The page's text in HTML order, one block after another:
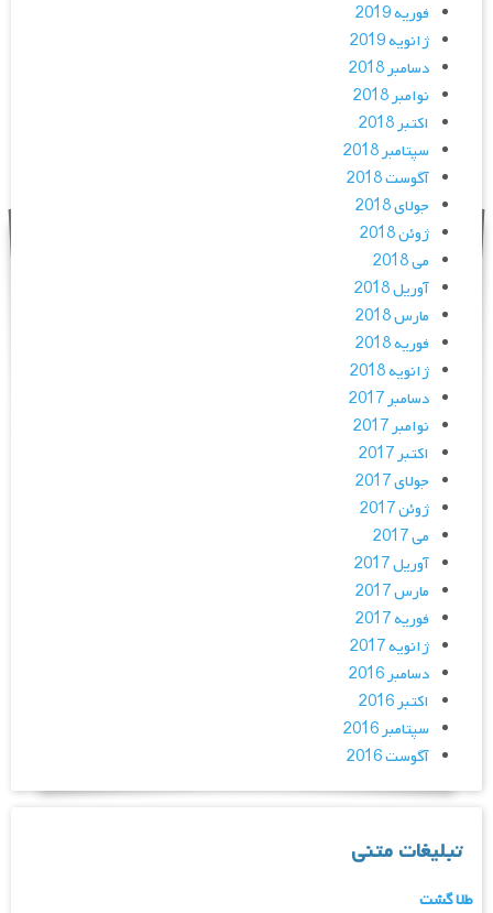
فوریه 2019
ژانویه 2019
دسامبر 2018
نوامبر 2018
اکتبر 2018
سپتامبر 2018
آگوست 2018
جولای 2018
ژوئن 2018
می 2018
آوریل 2018
مارس 2018
فوریه 2018
ژانویه 2018
دسامبر 2017
نوامبر 2017
اکتبر 2017
جولای 2017
ژوئن 2017
می 2017
آوریل 2017
مارس 2017
فوریه 2017
ژانویه 2017
دسامبر 2016
اکتبر 2016
سپتامبر 2016
آگوست 2016
تبلیغات متنی
طلا گشت